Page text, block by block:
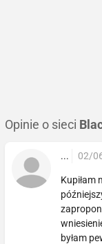
Opinie o sieci
... 02/
Kupiłam
byłam